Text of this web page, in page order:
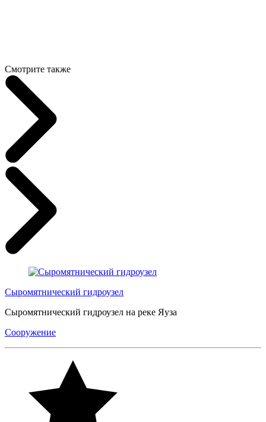
Смотрите также
Сыромятнический гидроузел
Сыромятнический гидроузел на реке Яуза
Сооружение